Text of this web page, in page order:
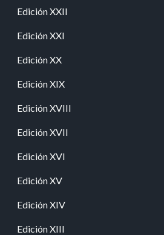
Edición XXII
Edición XXI
Edición XX
Edición XIX
Edición XVIII
Edición XVII
Edición XVI
Edición XV
Edición XIV
Edición XIII